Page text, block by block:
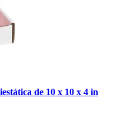
de 10 x 10 x 4 in